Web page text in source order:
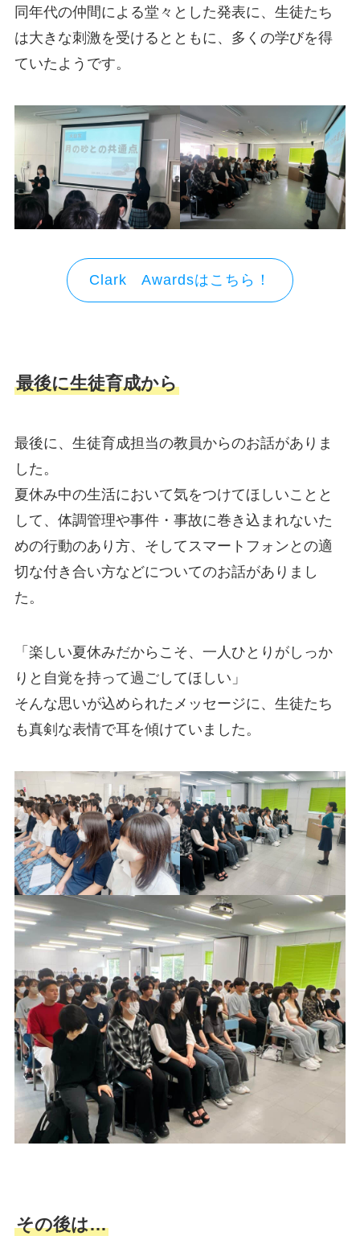
同年代の仲間による堂々とした発表に、生徒たち
は大きな刺激を受けるとともに、多くの学びを得
ていたようです。
Clark Awardsはこちら！
最後に生徒育成から
最後に、生徒育成担当の教員からのお話がありま
した。
夏休み中の生活において気をつけてほしいことと
して、体調管理や事件・事故に巻き込まれないた
めの行動のあり方、そしてスマートフォンとの適
切な付き合い方などについてのお話がありまし
た。
「楽しい夏休みだからこそ、一人ひとりがしっか
りと自覚を持って過ごしてほしい」
そんな思いが込められたメッセージに、生徒たち
も真剣な表情で耳を傾けていました。
その後は…